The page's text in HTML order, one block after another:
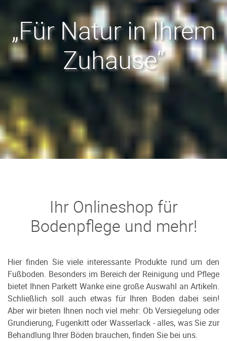
„Für Natur in Ihrem
Zuhause“
Ihr Onlineshop für
Bodenpflege und mehr!
Hier finden Sie viele interessante Produkte rund um den
Fußboden. Besonders im Bereich der Reinigung und Pflege
bietet Ihnen Parkett Wanke eine große Auswahl an Artikeln.
Schließlich soll auch etwas für Ihren Boden dabei sein!
Aber wir bieten Ihnen noch viel mehr: Ob Versiegelung oder
Grundierung, Fugenkitt oder Wasserlack - alles, was Sie zur
Behandlung Ihrer Böden brauchen, finden Sie bei uns.